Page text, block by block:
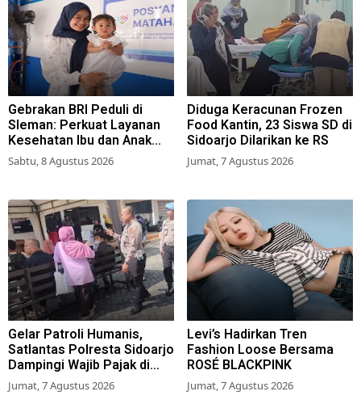
Gebrakan BRI Peduli di
Sleman: Perkuat Layanan
Kesehatan Ibu dan Anak
Lewat Program Desa
Brilian 1000 HPK
Sabtu, 8 Agustus 2026
Diduga Keracunan Frozen
Food Kantin, 23 Siswa SD di
Sidoarjo Dilarikan ke RS
Jumat, 7 Agustus 2026
Gelar Patroli Humanis,
Satlantas Polresta Sidoarjo
Dampingi Wajib Pajak di
Samsat
Jumat, 7 Agustus 2026
Levi’s Hadirkan Tren
Fashion Loose Bersama
ROSÉ BLACKPINK
Jumat, 7 Agustus 2026